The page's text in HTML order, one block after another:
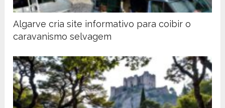
Algarve cria site informativo para coibir o
caravanismo selvagem